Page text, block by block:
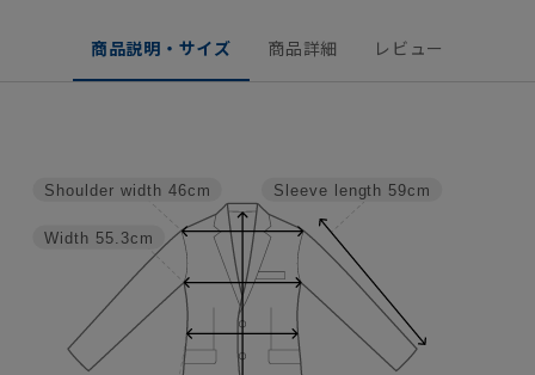
商品説明・サイズ 商品詳細 レビュー
Sleeve length 59cm
Width 55.3cm
Shoulder width 46cm